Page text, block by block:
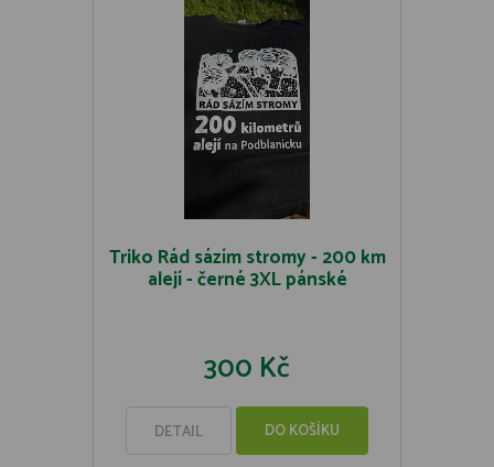
Triko Rád sázím stromy - 200 km
alejí - černé 3XL pánské
300 Kč
DETAIL DO KOŠÍKU